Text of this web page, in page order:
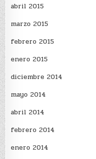
abril 2015
marzo 2015
febrero 2015
enero 2015
diciembre 2014
mayo 2014
abril 2014
febrero 2014
enero 2014